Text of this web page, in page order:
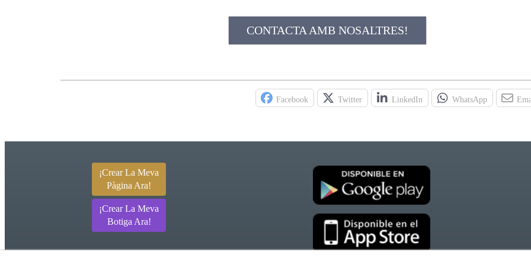
CONTACTA AMB NOSALTRES!
Facebook Twitter LinkedIn WhatsApp
¡Crear La Meva
Pàgina Ara!
¡Crear La Meva
Botiga Ara!